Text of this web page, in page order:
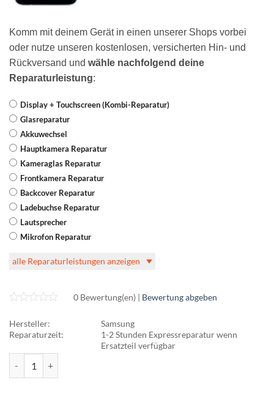
Komm mit deinem Gerät in einen unserer Shops vorbei
oder nutze unseren kostenlosen, versicherten Hin- und
Rückversand und wähle nachfolgend deine
Reparaturleistung:
Display + Touchscreen (Kombi-Reparatur)
Glasreparatur
Akkuwechsel
Hauptkamera Reparatur
Kameraglas Reparatur
Frontkamera Reparatur
Backcover Reparatur
Ladebuchse Reparatur
Lautsprecher
Mikrofon Reparatur
alle Reparaturleistungen anzeigen
0 Bewertung(en) | Bewertung abgeben
Hersteller:
Samsung
Reparaturzeit:
1-2 Stunden Expressreparatur wenn
Ersatzteil verfügbar